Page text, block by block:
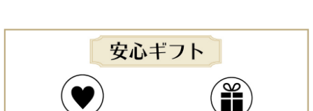
スープセット
1歳におすすめ
2歳におすすめ